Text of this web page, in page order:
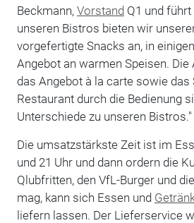
Beckmann, Vorstand Q1 und
unseren Bistros bieten wir
vorgefertigte Snacks an, in
Angebot an warmen Speisen. Die
das Angebot à la carte sowie
Restaurant durch die Bedienung
Unterschiede zu unseren Bistros."
Die umsatzstärkste Zeit ist im
und 21 Uhr und dann ordern die
Qlubfritten, den VfL-Burger und
mag, kann sich Essen und
liefern lassen. Der Lieferservice